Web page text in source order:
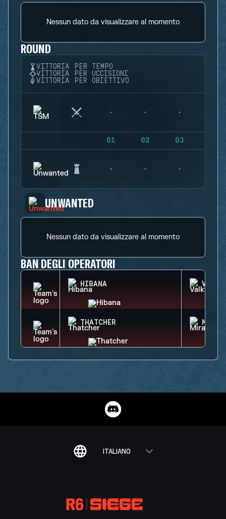
Nessun dato da visualizzare al momento
ROUND
VITTORIA PER TEMPO
VITTORIA PER UCCISIONI
VITTORIA PER OBIETTIVO
01 02 03
UNWANTED
Nessun dato da visualizzare al momento
BAN DEGLI OPERATORI
HIBANA
THATCHER MIRA
ITALIANO